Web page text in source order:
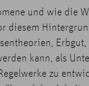
und wie die
diesem
kann, als
zu